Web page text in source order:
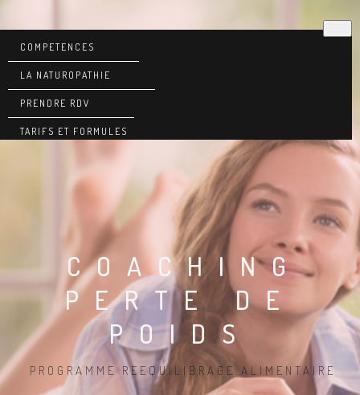
COMPETENCES
LA NATUROPATHIE
PRENDRE RDV
TARIFS ET FORMULES
COACHING
PERTE DE
POIDS
PROGRAMME REEQUILIBRAGE ALIMENTAIRE